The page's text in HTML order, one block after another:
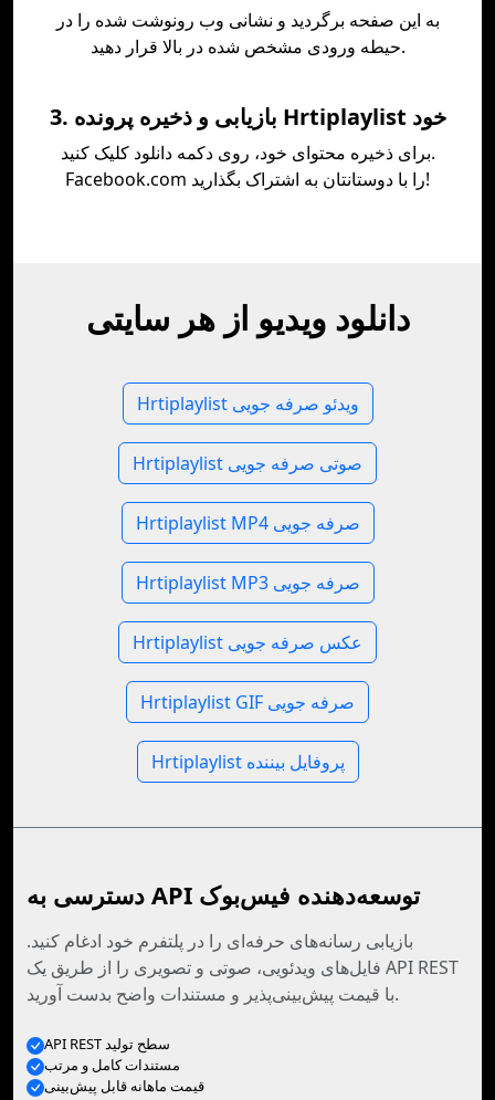
به این صفحه برگردید و نشانی وب رونوشت شده را در
حیطه ورودی مشخص شده در بالا قرار دهید.
3. بازیابی و ذخیره پرونده Hrtiplaylist خود
برای ذخیره محتوای خود، روی دکمه دانلود کلیک کنید.
Facebook.com را با دوستانتان به اشتراک بگذارید!
دانلود ویدیو از هر سایتی
Hrtiplaylist ویدئو صرفه جویی
Hrtiplaylist صوتی صرفه جویی
Hrtiplaylist MP4 صرفه جویی
Hrtiplaylist MP3 صرفه جویی
Hrtiplaylist عکس صرفه جویی
Hrtiplaylist GIF صرفه جویی
Hrtiplaylist پروفایل بیننده
دسترسی به API توسعه‌دهنده فیس‌بوک
بازیابی رسانه‌های حرفه‌ای را در پلتفرم خود ادغام کنید.
فایل‌های ویدئویی، صوتی و تصویری را از طریق یک API REST
با قیمت پیش‌بینی‌پذیر و مستندات واضح بدست آورید.
API REST سطح تولید
مستندات کامل و مرتب
قیمت ماهانه قابل پیش‌بینی